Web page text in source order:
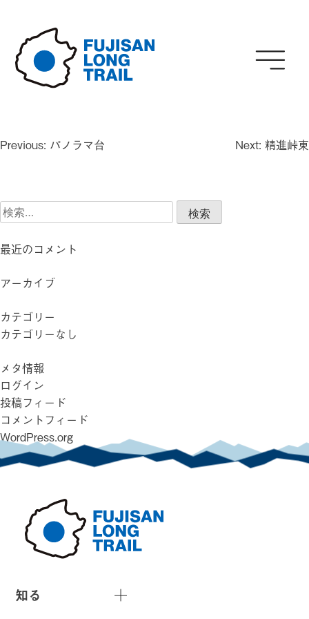
content
投
ゲ
シ
ン
Previous: パノラマ台 Next: 精進峠東
検
索:
最近のコメント
アーカイブ
カテゴリー
カテゴリーなし
メタ情報
ログイン
投稿フィード
コメントフィード
WordPress.org
知る